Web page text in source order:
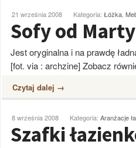
21 września 2008 Kategoria: Łóżka
Sofy od
Jest oryginalna i na prawdę
[fot. via : archzine] Zobacz
Czytaj dalej →
8 września 2008 Kategoria: Aranżacje
Szafki